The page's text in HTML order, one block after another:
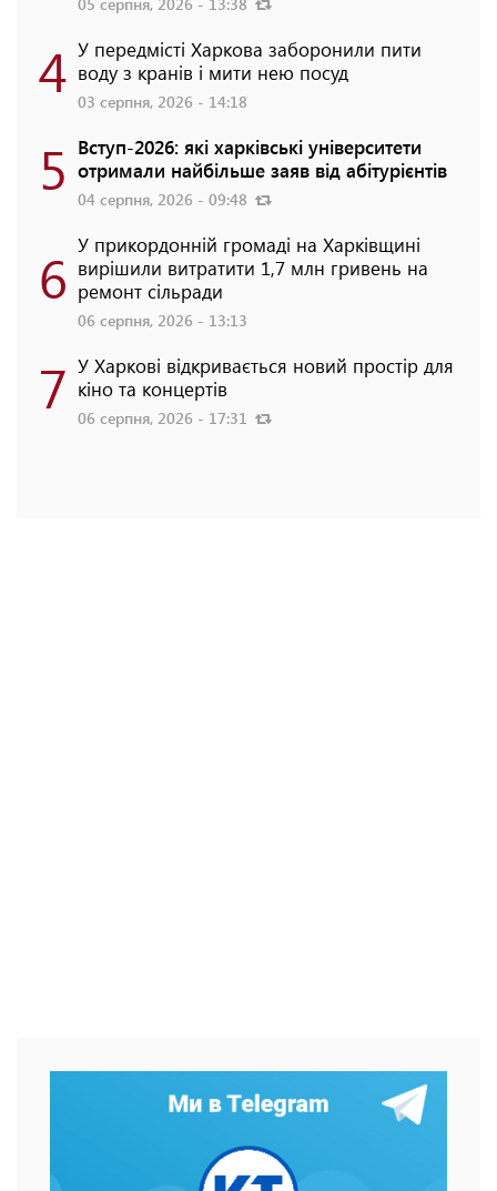
4 У передмісті Харкова заборонили пити
воду з кранів і мити нею посуд
03 серпня, 2026 - 14:18
5 Вступ-2026: які харківські університети
отримали найбільше заяв від абітурієнтів
04 серпня, 2026 - 09:48
6 У прикордонній громаді на Харківщині
вирішили витратити 1,7 млн гривень на
ремонт сільради
06 серпня, 2026 - 13:13
7 У Харкові відкривається новий простір для
кіно та концертів
06 серпня, 2026 - 17:31